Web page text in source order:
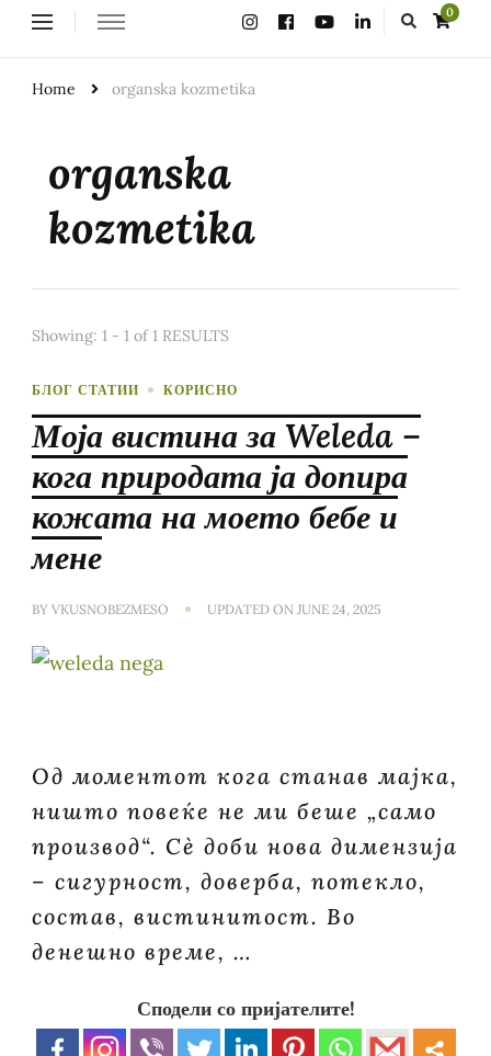
0
Home organska kozmetika
organska
kozmetika
Showing: 1 - 1 of 1 RESULTS
БЛОГ СТАТИИ КОРИСНО
Моја вистина за Weleda –
кога природата ја допира
кожата на моето бебе и
мене
BY VKUSNOBEZMESO UPDATED ON JUNE 24, 2025
Од моментот кога станав мајка,
ништо повеќе не ми беше „само
производ“. Сè доби нова димензија
– сигурност, доверба, потекло,
состав, вистинитост. Во
денешно време, …
Сподели со пријателите!